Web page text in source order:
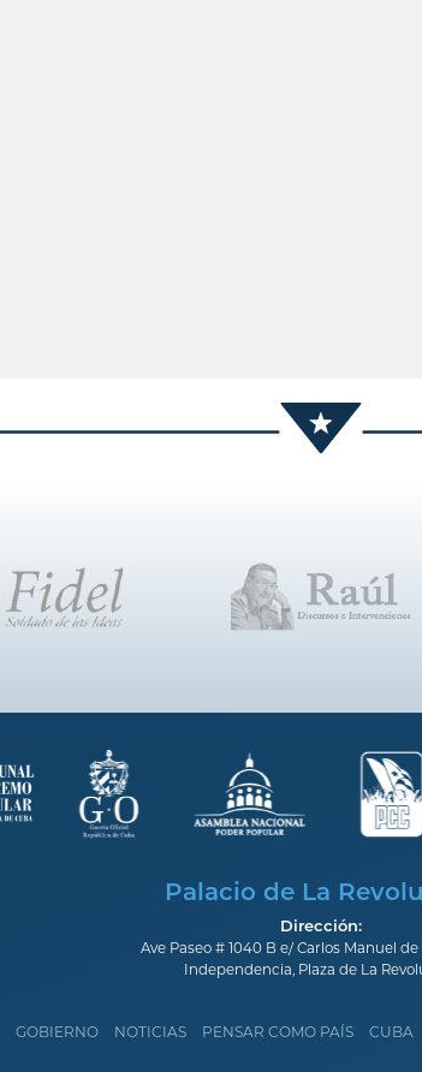
Palacio de La
Dirección:
Ave Paseo # 1040 B e/ Carlos Manuel de
Independencia, Plaza de La
GOBIERNO NOTICIAS PENSAR COMO PAÍS CUBA